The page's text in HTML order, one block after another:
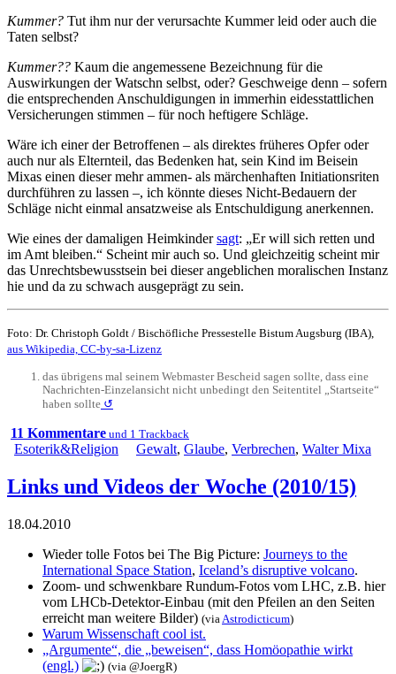
Kummer? Tut ihm nur der verursachte Kummer leid oder auch die
Taten selbst?
Kummer?? Kaum die angemessene Bezeichnung für die
Auswirkungen der Watschn selbst, oder? Geschweige denn – sofern
die entsprechenden Anschuldigungen in immerhin eidesstattlichen
Versicherungen stimmen – für noch heftigere Schläge.
Wäre ich einer der Betroffenen – als direktes früheres Opfer oder
auch nur als Elternteil, das Bedenken hat, sein Kind im Beisein
Mixas einen dieser mehr ammen- als märchenhaften Initiationsriten
durchführen zu lassen –, ich könnte dieses Nicht-Bedauern der
Schläge nicht einmal ansatzweise als Entschuldigung anerkennen.
Wie eines der damaligen Heimkindersagt: „Er will sich retten und
im Amt bleiben.“ Scheint mir auch so. Und gleichzeitig scheint mir
das Unrechtsbewusstsein bei dieser angeblichen moralischen Instanz
hie und da zu schwach ausgeprägt zu sein.
Foto: Dr. Christoph Goldt / Bischöfliche Pressestelle Bistum Augsburg (IBA),
aus Wikipedia, CC-by-sa-Lizenz
das übrigens mal seinem Webmaster Bescheid sagen sollte, dass eine
Nachrichten-Einzelansicht nicht unbedingt den Seitentitel „Startseite“
haben sollte ↺
11 Kommentare und 1 Trackback
Esoterik&Religion Gewalt, Glaube, Verbrechen, Walter Mixa
Links und Videos der Woche (2010/15)
18.04.2010
Wieder tolle Fotos bei The Big Picture: Journeys to the
International Space Station, Iceland’s disruptive volcano.
Zoom- und schwenkbare Rundum-Fotos vom LHC, z.B. hier
vom LHCb-Detektor-Einbau (mit den Pfeilen an den Seiten
erreicht man weitere Bilder) (via Astrodicticum)
Warum Wissenschaft cool ist.
„Argumente“, die „beweisen“, dass Homöopathie wirkt
(engl.)
(via @JoergR)